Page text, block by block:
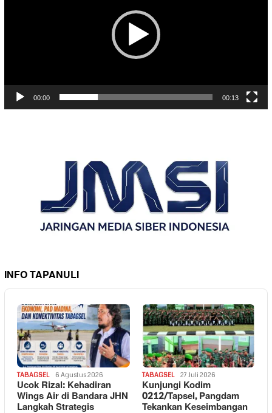
00:00 00:13
INFO TAPANULI
TABAGSEL 6 Agustus 2026
Ucok Rizal: Kehadiran
Wings Air di Bandara JHN
Langkah Strategis
TABAGSEL 27 Juli 2026
Kunjungi Kodim
0212/Tapsel, Pangdam
Tekankan Keseimbangan